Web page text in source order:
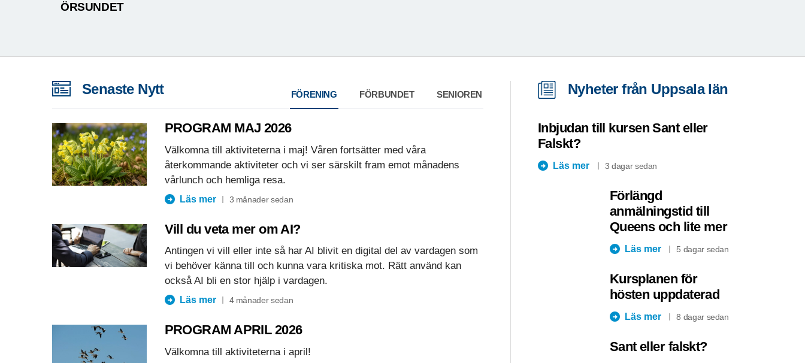
ÖRSUNDET
Senaste Nytt FÖRENING FÖRBUNDET SENIOREN
PROGRAM MAJ 2026
Välkomna till aktiviteterna i maj! Våren fortsätter med våra
återkommande aktiviteter och vi ser särskilt fram emot månadens
vårlunch och hemliga resa.
Läs mer 3 månader sedan
Vill du veta mer om AI?
Antingen vi vill eller inte så har AI blivit en digital del av vardagen som
vi behöver känna till och kunna vara kritiska mot. Rätt använd kan
också AI bli en stor hjälp i vardagen.
Läs mer 4 månader sedan
PROGRAM APRIL 2026
Välkomna till aktiviteterna i april!
Nyheter från Uppsala län
Inbjudan till kursen Sant eller
Falskt?
Läs mer 3 dagar sedan
Förlängd
anmälningstid till
Queens och lite mer
Läs mer 5 dagar sedan
Kursplanen för
hösten uppdaterad
Läs mer 8 dagar sedan
Sant eller falskt?